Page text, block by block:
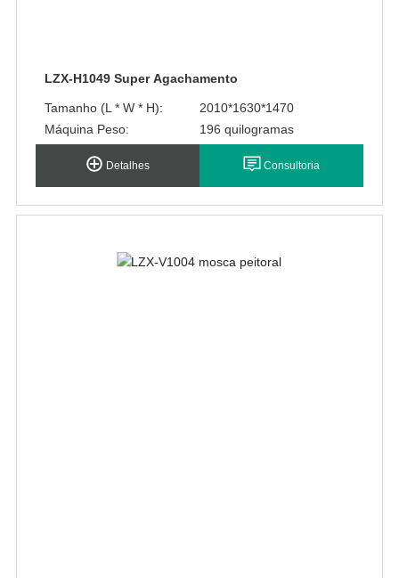
LZX-H1049 Super Agachamento
Tamanho (L * W * H):
2010*1630*1470
Máquina Peso:
196 quilogramas
Detalhes Consultoria